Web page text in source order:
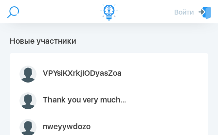
Войти
Новые участники
VPYsiKXrkjIODyasZoa
Thank you very much for your inquiry We appreciate you 9126052 https://youtube.com faceapple !
nweyywdozo